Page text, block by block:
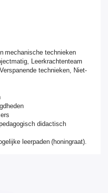
mechanische technieken
, Leerkrachtenteam
Verspanende technieken, Niet-
didactisch
leerpaden (honingraat).